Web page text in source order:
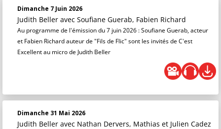
Dimanche 7 Juin 2026
Judith Beller avec Soufiane Guerab, Fabien Richard
Au programme de l'émission du 7 juin 2026 : Soufiane Guerab, acteur
et Fabien Richard auteur de "Fils de Flic" sont les invités de C'est
Excellent au micro de Judith Beller
Dimanche 31 Mai 2026
Judith Beller avec Nathan Dervers, Mathias et Julien Cadez